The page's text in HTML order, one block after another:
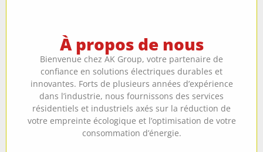
À propos de nous
Bienvenue chez AK Group, votre partenaire de
confiance en solutions électriques durables et
innovantes. Forts de plusieurs années d’expérience
dans l’industrie, nous fournissons des services
résidentiels et industriels axés sur la réduction de
votre empreinte écologique et l’optimisation de votre
consommation d’énergie.